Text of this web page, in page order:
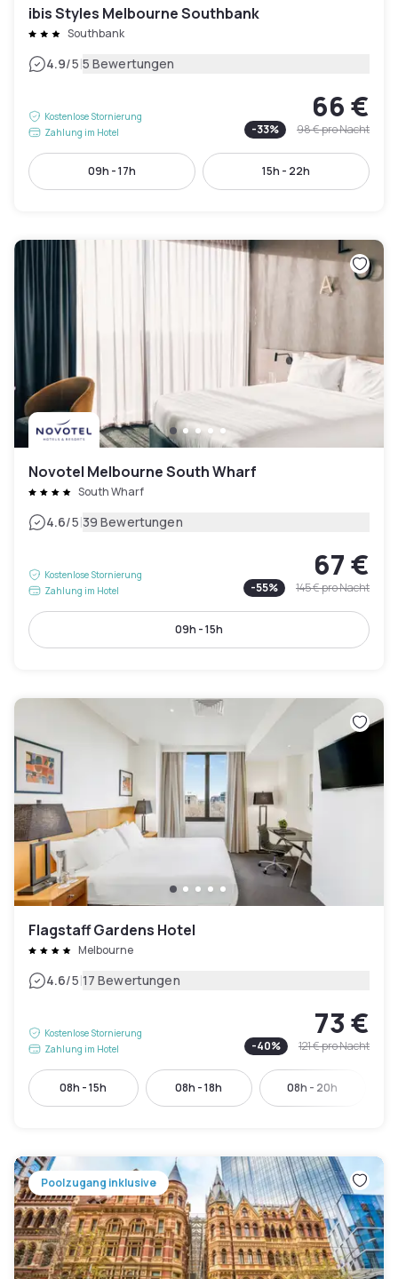
ibis Styles Melbourne Southbank
Southbank
4.9/5|5 Bewertungen
Kostenlose Stornierung
Zahlung im Hotel
66 €
-33% 98 €pro Nacht
09h - 17h 15h - 22h
Novotel Melbourne South Wharf
South Wharf
4.6/5|39 Bewertungen
Kostenlose Stornierung
Zahlung im Hotel
67 €
-55% 145 €pro Nacht
09h - 15h
Flagstaff Gardens Hotel
Melbourne
4.6/5|17 Bewertungen
Kostenlose Stornierung
Zahlung im Hotel
73 €
-40% 121 €pro Nacht
08h - 15h 08h - 18h 08h - 20h
Poolzugang inklusive